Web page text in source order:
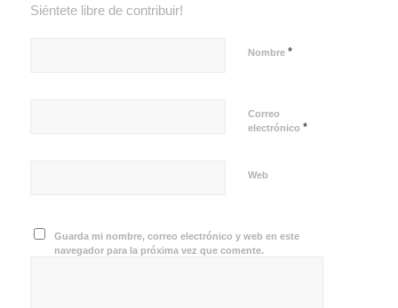
Siéntete libre de contribuir!
Nombre *
Correo
electrónico *
Web
Guarda mi nombre, correo electrónico y web en este
navegador para la próxima vez que comente.